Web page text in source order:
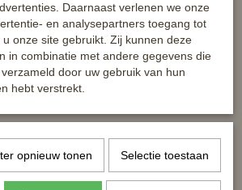
Daarnaast verlenen we onze
en analysepartners toegang tot
onze site gebruikt. Zij kunnen deze
in combinatie met andere gegevens die
door uw gebruik van hun
hebt verstrekt.
opnieuw tonen Selectie toestaan